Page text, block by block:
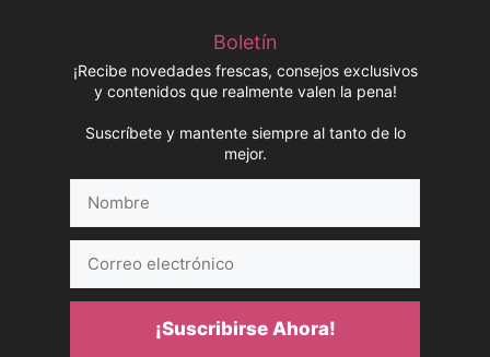
Boletín
¡Recibe novedades frescas, consejos exclusivos
y contenidos que realmente valen la pena!
Suscríbete y mantente siempre al tanto de lo
mejor.
electrónico
¡Suscribirse Ahora!